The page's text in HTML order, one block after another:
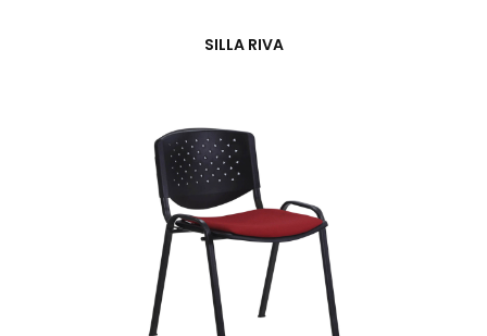
SILLA RIVA